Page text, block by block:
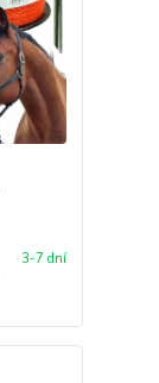
3-7 dní